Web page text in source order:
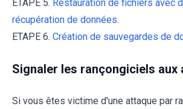
ETAPE 5. Restauration de fichiers avec
récupération de données.
ETAPE 6. Création de sauvegardes de
Signaler les rançongiciels aux
Si vous êtes victime d'une attaque par